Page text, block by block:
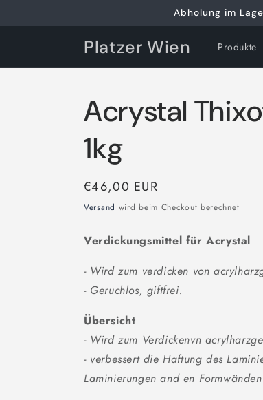
Inhalt
Abholung im
Platzer Wien Produkte
Acrystal
1kg
Normaler
Preis
€46,00 EUR
Versand wird beim Checkout berechnet
Verdickungsmittel für Acrystal
- Wird zum verdicken von
- Geruchlos, giftfrei.
Übersicht
- Wird zum Verdickenvn
- verbessert die Haftung des
Laminierungen and en Formwänden